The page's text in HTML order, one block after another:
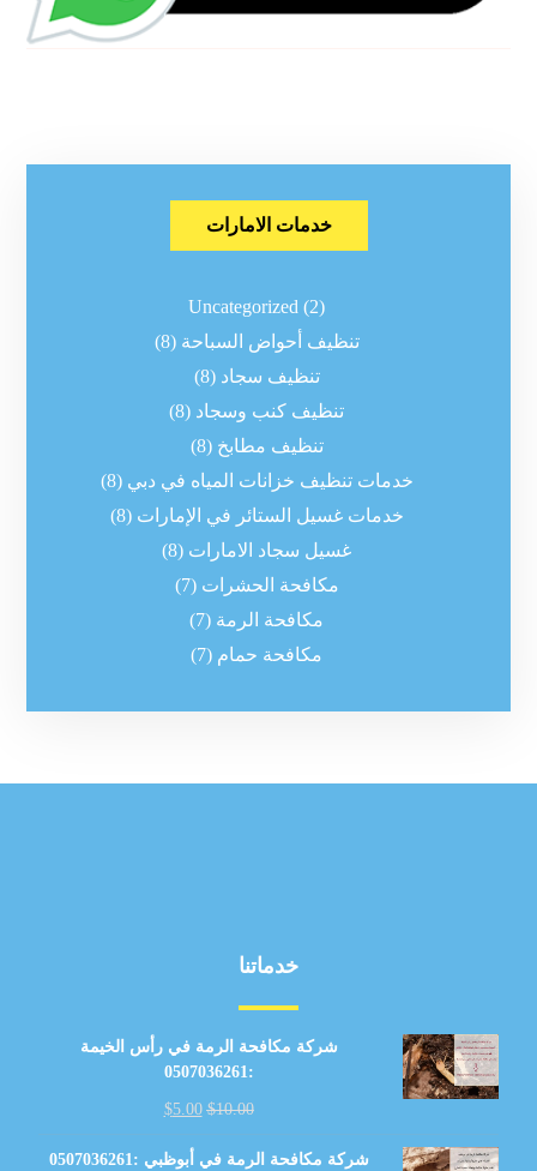
خدمات الامارات
Uncategorized (2)
تنظيف أحواض السباحة (8)
تنظيف سجاد (8)
تنظيف كنب وسجاد (8)
تنظيف مطابخ (8)
خدمات تنظيف خزانات المياه في دبي (8)
خدمات غسيل الستائر في الإمارات (8)
غسيل سجاد الامارات (8)
مكافحة الحشرات (7)
مكافحة الرمة (7)
مكافحة حمام (7)
خدماتنا
شركة مكافحة الرمة في رأس الخيمة
:0507036261
$10.00
$5.00
شركة مكافحة الرمة في أبوظبي :0507036261